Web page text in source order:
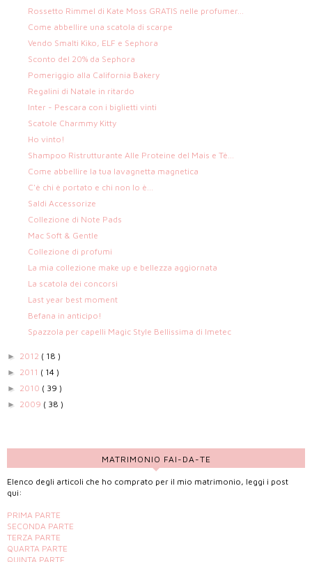
Rossetto Rimmel di Kate Moss GRATIS nelle profumer...
Come abbellire una scatola di scarpe
Vendo Smalti Kiko, ELF e Sephora
Sconto del 20% da Sephora
Pomeriggio alla California Bakery
Regalini di Natale in ritardo
Inter - Pescara con i biglietti vinti
Scatole Charmmy Kitty
Ho vinto!
Shampoo Ristrutturante Alle Proteine del Mais e Tè...
Come abbellire la tua lavagnetta magnetica
C'è chi è portato e chi non lo è...
Saldi Accessorize
Collezione di Note Pads
Mac Soft & Gentle
Collezione di profumi
La mia collezione make up e bellezza aggiornata
La scatola dei concorsi
Last year best moment
Befana in anticipo!
Spazzola per capelli Magic Style Bellissima di Imetec
► 2012 ( 18 )
► 2011 ( 14 )
► 2010 ( 39 )
► 2009 ( 38 )
MATRIMONIO FAI-DA-TE
Elenco degli articoli che ho comprato per il mio matrimonio, leggi i post
qui:
PRIMA PARTE
SECONDA PARTE
TERZA PARTE
QUARTA PARTE
QUINTA PARTE